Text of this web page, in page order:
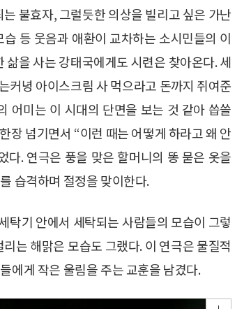
불효자, 그럴듯한 의상을 빌리고 싶은 가난
등 웃음과 애환이 교차하는 소시민들의 이
을 사는 강태국에게도 시련은 찾아온다. 세
커녕 아이스크림 사 먹으라고 돈까지 쥐여준
어미는 이 시대의 단면을 보는 것 같아 씁쓸
장 넘기면서 “이런 때는 어떻게 하라고 왜 안
다. 연극은 풍을 맞은 할머니의 똥 묻은 옷을
습격하며 절정을 맞이한다.
탁기 안에서 세탁되는 사람들의 모습이 그렇
는 해맑은 모습도 그랬다. 이 연극은 물질적
에게 작은 울림을 주는 교훈을 남겼다.